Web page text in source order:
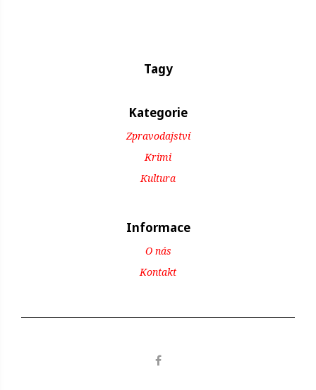
Tagy
Kategorie
Zpravodajství
Krimi
Kultura
Informace
O nás
Kontakt